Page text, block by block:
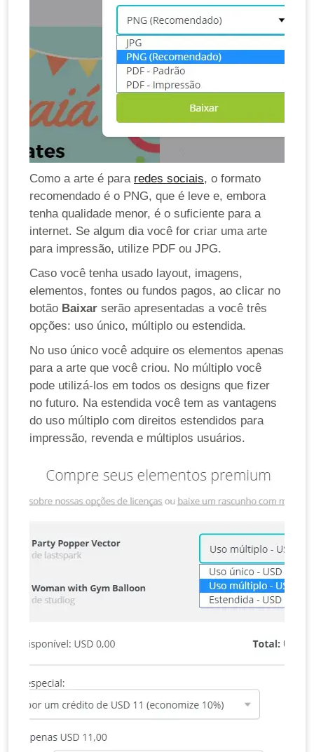
Como a arte é para redes sociais, o formato
recomendado é o PNG, que é leve e, embora
tenha qualidade menor, é o suficiente para a
internet. Se algum dia você for criar uma arte
para impressão, utilize PDF ou JPG.
Caso você tenha usado layout, imagens,
elementos, fontes ou fundos pagos, ao clicar no
botão Baixar serão apresentadas a você três
opções: uso único, múltiplo ou estendida.
No uso único você adquire os elementos apenas
para a arte que você criou. No múltiplo você
pode utilizá-los em todos os designs que fizer
no futuro. Na estendida você tem as vantagens
do uso múltiplo com direitos estendidos para
impressão, revenda e múltiplos usuários.